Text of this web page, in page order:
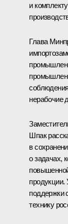
и
Глава
нерабочие
Шпак
в
о задачах,
продукции.
поддержки
технику